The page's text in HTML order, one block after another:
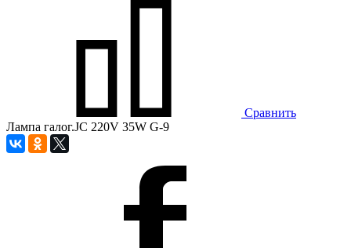
Сравнить
Лампа галог.JC 220V 35W G-9